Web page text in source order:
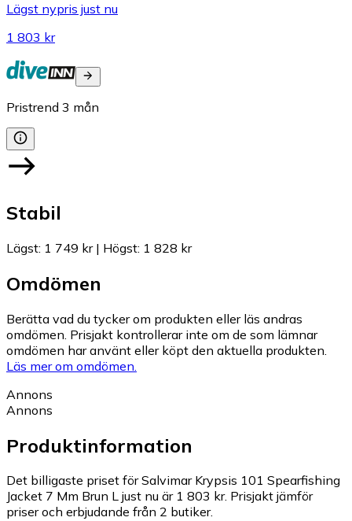
Lägst nypris just nu
1 803 kr
Pristrend 3 mån
Stabil
Lägst: 1 749 kr| Högst: 1 828 kr
Omdömen
Berätta vad du tycker om produkten eller läs andras
omdömen. Prisjakt kontrollerar inte om de som lämnar
omdömen har använt eller köpt den aktuella produkten.
Läs mer om omdömen.
Annons
Annons
Produktinformation
Det billigaste priset för Salvimar Krypsis 101 Spearfishing
Jacket 7 Mm Brun L just nu är 1 803 kr. Prisjakt jämför
priser och erbjudande från 2 butiker.